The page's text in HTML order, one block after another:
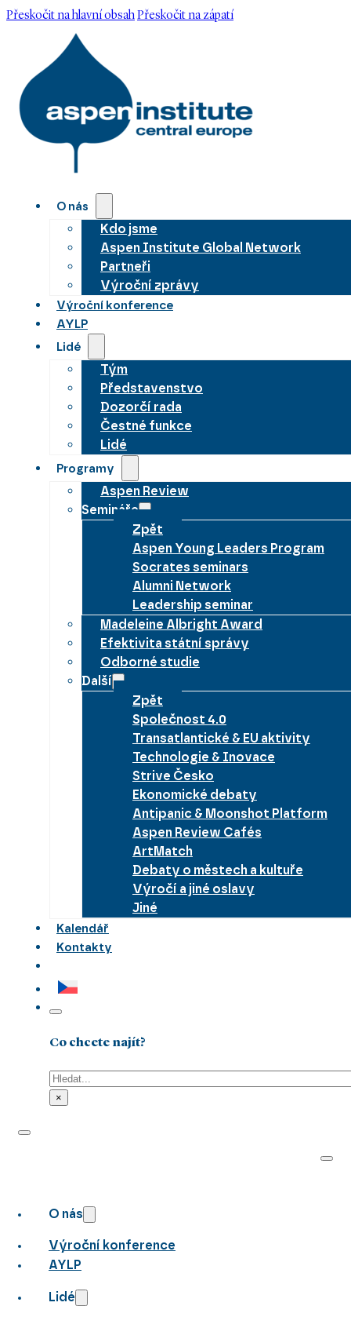
Přeskočit na hlavní obsahPřeskočit na zápatí
O nás
Kdo jsme
Aspen Institute Global Network
Partneři
Výroční zprávy
Výroční konference
AYLP
Lidé
Tým
Představenstvo
Dozorčí rada
Čestné funkce
Lidé
Programy
Aspen Review
Semináře
Zpět
Aspen Young Leaders Program
Socrates seminars
Alumni Network
Leadership seminar
Madeleine Albright Award
Efektivita státní správy
Odborné studie
Další
Zpět
Společnost 4.0
Transatlantické & EU aktivity
Technologie & Inovace
Strive Česko
Ekonomické debaty
Antipanic & Moonshot Platform
Aspen Review Cafés
ArtMatch
Debaty o městech a kultuře
Výročí a jiné oslavy
Jiné
Kalendář
Kontakty
Co chcete najít?
Hledat
×
O nás
Výroční konference
AYLP
Lidé